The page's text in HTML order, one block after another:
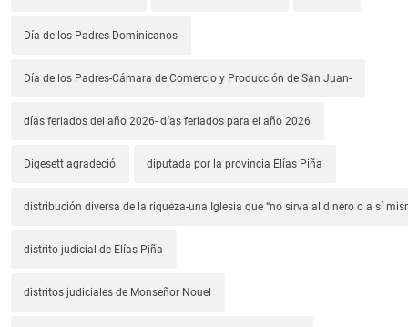
Día de los Padres Dominicanos
Día de los Padres-Cámara de Comercio y Producción de San Juan-
días feriados del año 2026- días feriados para el año 2026
Digesett agradeció diputada por la provincia Elías Piña
distribución diversa de la riqueza-una Iglesia que “no sirva al dinero o a sí
distrito judicial de Elías Piña
distritos judiciales de Monseñor Nouel